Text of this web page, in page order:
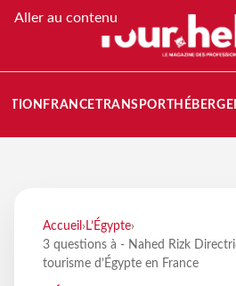
Aller au contenu
FRANCETRANSPORT
Accueil › L’Égypte›
3 questions à - Nahed Rizk
tourisme d’Égypte en France